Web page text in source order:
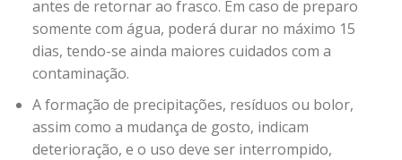
antes de retornar ao frasco. Em caso de preparo
somente com água, poderá durar no máximo 15
dias, tendo-se ainda maiores cuidados com a
contaminação.
A formação de precipitações, resíduos ou bolor,
assim como a mudança de gosto, indicam
deterioração, e o uso deve ser interrompido,